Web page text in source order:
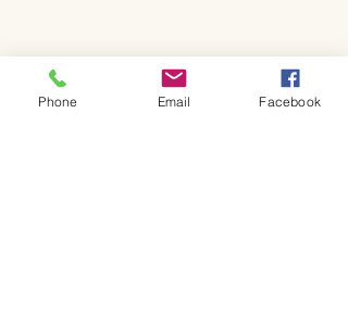
Phone Email Facebook